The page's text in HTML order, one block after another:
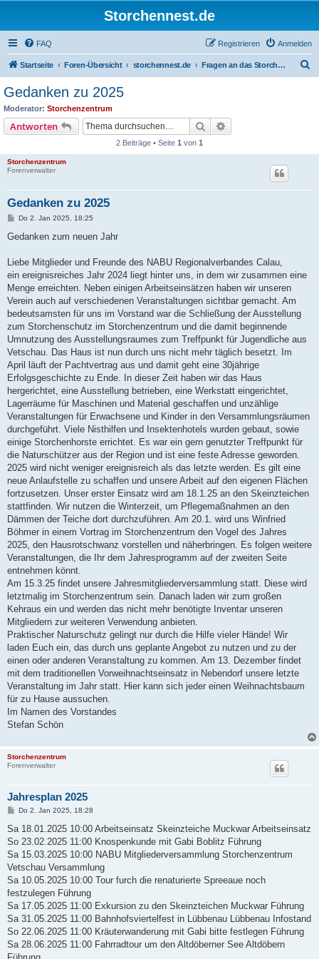
Storchennest.de
FAQ Anmelden
Registrieren
Startseite Foren-Übersicht storchennest.de Fragen an das Storchenzentrum
Gedanken zu 2025
Moderator: Storchenzentrum
Antworten Suche
2 Beiträge • Seite 1 von 1
Storchenzentrum
Forenverwalter
Gedanken zu 2025
B
i
a
Do 2. Jan 2025, 18:25
Gedanken zum neuen Jahr
Liebe Mitglieder und Freunde des NABU Regionalverbandes Calau,
ein ereignisreiches Jahr 2024 liegt hinter uns, in dem wir zusammen eine
Menge erreichten. Neben einigen Arbeitseinsätzen haben wir unseren
Verein auch auf verschiedenen Veranstaltungen sichtbar gemacht. Am
bedeutsamsten für uns im Vorstand war die Schließung der Ausstellung
zum Storchenschutz im Storchenzentrum und die damit beginnende
Umnutzung des Ausstellungsraumes zum Treffpunkt für Jugendliche aus
Vetschau. Das Haus ist nun durch uns nicht mehr täglich besetzt. Im
April läuft der Pachtvertrag aus und damit geht eine 30jährige
Erfolgsgeschichte zu Ende. In dieser Zeit haben wir das Haus
hergerichtet, eine Ausstellung betrieben, eine Werkstatt eingerichtet,
Lagerräume für Maschinen und Material geschaffen und unzählige
Veranstaltungen für Erwachsene und Kinder in den Versammlungsräumen
durchgeführt. Viele Nisthilfen und Insektenhotels wurden gebaut, sowie
einige Storchenhorste errichtet. Es war ein gern genutzter Treffpunkt für
die Naturschützer aus der Region und ist eine feste Adresse geworden.
2025 wird nicht weniger ereignisreich als das letzte werden. Es gilt eine
neue Anlaufstelle zu schaffen und unsere Arbeit auf den eigenen Flächen
fortzusetzen. Unser erster Einsatz wird am 18.1.25 an den Skeinzteichen
stattfinden. Wir nutzen die Winterzeit, um Pflegemaßnahmen an den
Dämmen der Teiche dort durchzuführen. Am 20.1. wird uns Winfried
Böhmer in einem Vortrag im Storchenzentrum den Vogel des Jahres
2025, den Hausrotschwanz vorstellen und näherbringen. Es folgen weitere
Veranstaltungen, die Ihr dem Jahresprogramm auf der zweiten Seite
entnehmen könnt.
Am 15.3.25 findet unsere Jahresmitgliederversammlung statt. Diese wird
letztmalig im Storchenzentrum sein. Danach laden wir zum großen
Kehraus ein und werden das nicht mehr benötigte Inventar unseren
Mitgliedern zur weiteren Verwendung anbieten.
Praktischer Naturschutz gelingt nur durch die Hilfe vieler Hände! Wir
laden Euch ein, das durch uns geplante Angebot zu nutzen und zu der
einen oder anderen Veranstaltung zu kommen. Am 13. Dezember findet
mit dem traditionellen Vorweihnachtseinsatz in Nebendorf unsere letzte
Veranstaltung im Jahr statt. Hier kann sich jeder einen Weihnachtsbaum
für zu Hause aussuchen.
Im Namen des Vorstandes
Stefan Schön
Storchenzentrum
Forenverwalter
Jahresplan 2025
B
i
r
a
Do 2. Jan 2025, 18:28
Sa 18.01.2025 10:00 Arbeitseinsatz Skeinzteiche Muckwar Arbeitseinsatz
So 23.02.2025 11:00 Knospenkunde mit Gabi Boblitz Führung
Sa 15.03.2025 10:00 NABU Mitgliederversammlung Storchenzentrum
Vetschau Versammlung
Sa 10.05.2025 10:00 Tour furch die renaturierte Spreeaue noch
festzulegen Führung
Sa 17.05.2025 11:00 Exkursion zu den Skeinzteichen Muckwar Führung
Sa 31.05.2025 11:00 Bahnhofsviertelfest in Lübbenau Lübbenau Infostand
So 22.06.2025 11:00 Kräuterwanderung mit Gabi bitte festlegen Führung
Sa 28.06.2025 11:00 Fahrradtour um den Altdöberner See Altdöbern